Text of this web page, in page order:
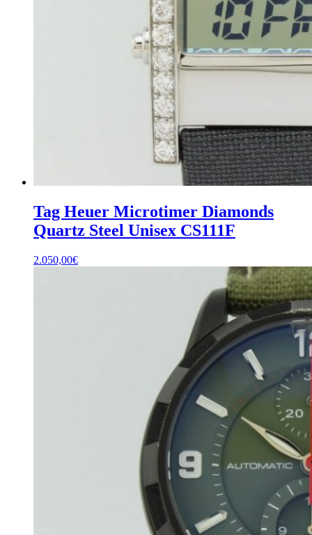
Tag Heuer Microtimer Diamonds
Quartz Steel Unisex CS111F
2.050,00€